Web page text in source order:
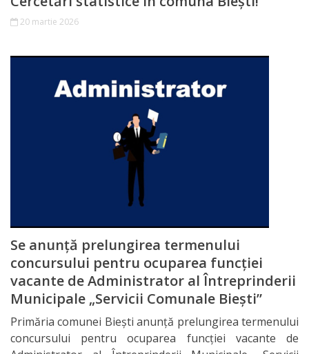
administrative
cultură
Centrul
medical
Biblioteca
20 martie 2026
Se anunță prelungirea termenului
concursului pentru ocuparea funcției
vacante de Administrator al Întreprinderii
Municipale „Servicii Comunale Biești”
Primăria comunei Biești anunță prelungirea termenului
concursului pentru ocuparea funcției vacante de